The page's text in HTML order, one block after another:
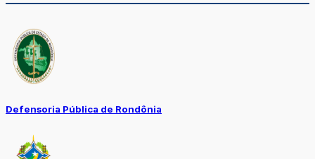
Defensoria Pública de Rondônia